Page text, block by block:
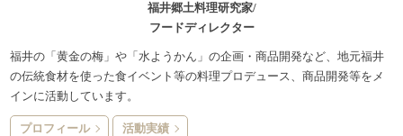
福井郷土料理研究家/
フードディレクター
福井の「黄金の梅」や「水ようかん」の企画・商品開発など、地元福井
の伝統食材を使った食イベント等の料理プロデュース、商品開発等をメ
インに活動しています。
プロフィール 活動実績